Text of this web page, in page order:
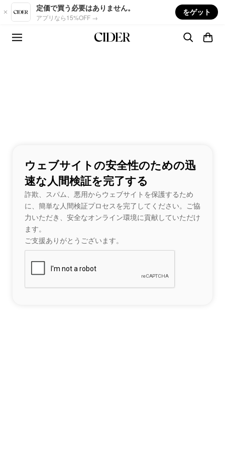
Skip to main content
定価で買う必要はありません。
アプリなら15%OFF →
をゲット
ウェブサイトの安全性のための迅
速な人間検証を完了する
詐欺、スパム、悪用からウェブサイトを保護するため
に、簡単な人間検証プロセスを完了してください。ご協
力いただき、安全なオンライン環境に貢献していただけ
ます。
ご支援ありがとうございます。